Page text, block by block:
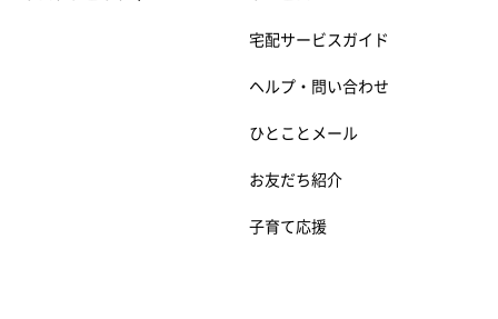
宅配サービスガイド
ヘルプ・問い合わせ
ひとことメール
お友だち紹介
子育て応援